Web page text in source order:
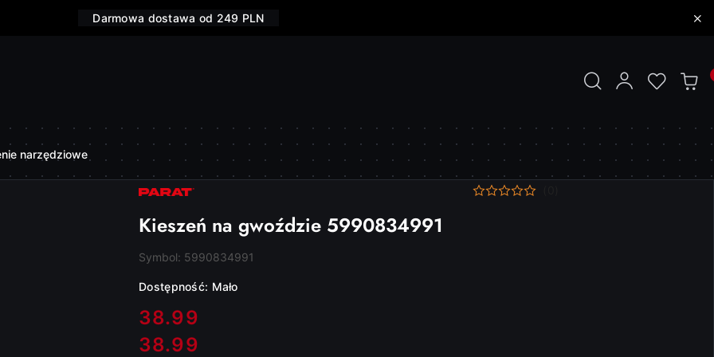
Darmowa dostawa od 249 PLN
narzędziowe
NAZWA
PRODUCENTA:
Kieszeń na gwoździe 5990834991
Symbol: 5990834991
Dostępność: Mało
cena:
38.99
Cena:
38.99